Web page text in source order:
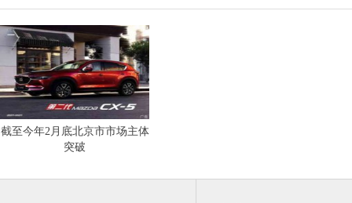
截至今年2月底北京市市场主体
突破